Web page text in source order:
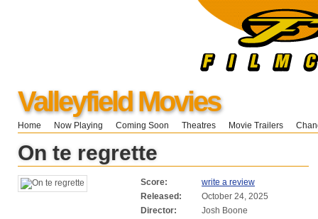
Valleyfield Movies
Home Now Playing Coming Soon Theatres Movie Trailers
On te regrette
Score:
write a review
Released:
October 24, 2025
Director:
Josh Boone